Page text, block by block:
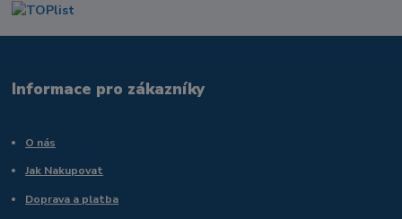
Informace pro zákazníky
O nás
Jak Nakupovat
Doprava a platba